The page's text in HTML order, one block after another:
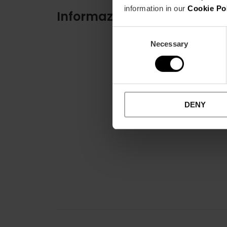
information in our Cookie
Necessary
DENY
Informazioni pratiche